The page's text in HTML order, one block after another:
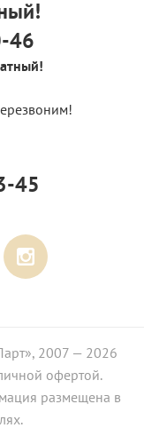
46
45
2007 — 2026
офертой.
размещена в